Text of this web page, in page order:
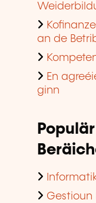
an de
En
ginn
Gestioun